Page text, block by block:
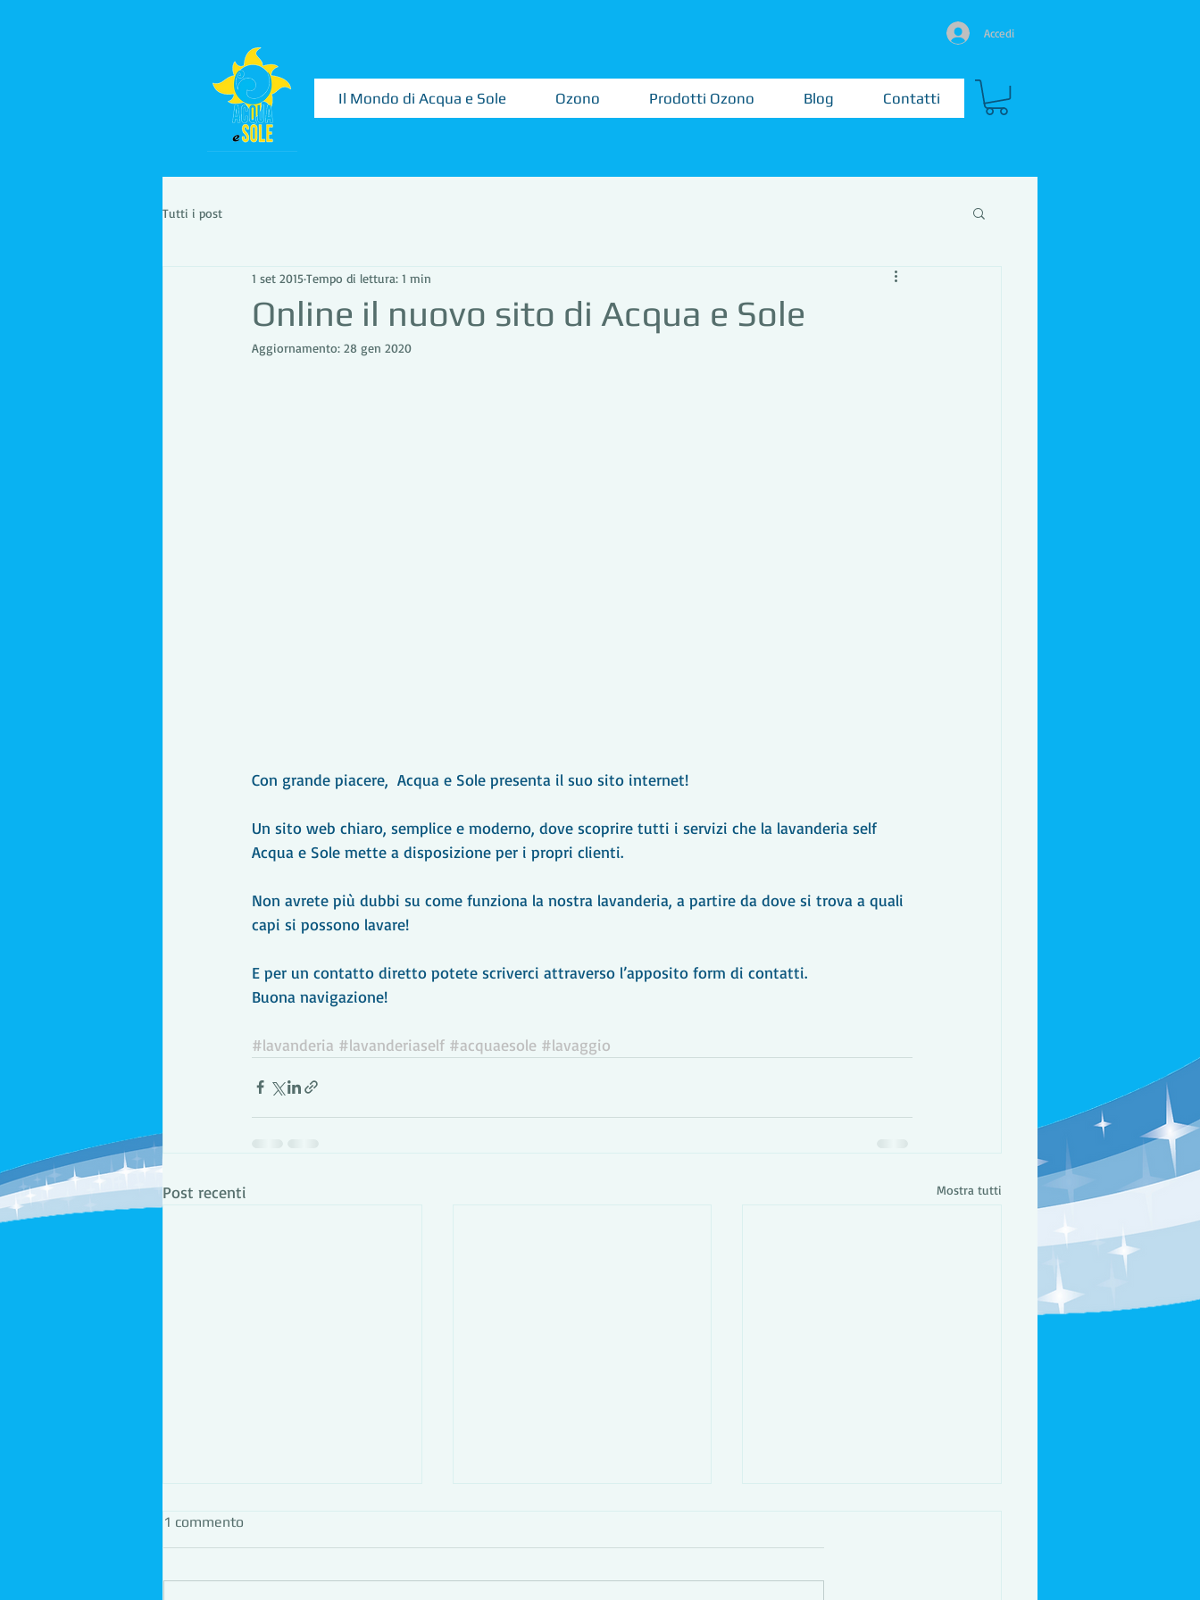
Accedi
Il Mondo di Acqua e Sole Ozono Prodotti Ozono Blog Contatti
Tutti i post
Online il nuovo sito di Acqua e Sole
1 set 2015Tempo di lettura: 1 min
Aggiornamento: 28 gen 2020
Con grande piacere,  Acqua e Sole presenta il suo sito internet!
Un sito web chiaro, semplice e moderno, dove scoprire tutti i servizi che la lavanderia self
Acqua e Sole mette a disposizione per i propri clienti.
Non avrete più dubbi su come funziona la nostra lavanderia, a partire da dove si trova a quali
capi si possono lavare!
E per un contatto diretto potete scriverci attraverso l’apposito form di contatti.
Buona navigazione!
#lavanderia #lavanderiaself #acquaesole #lavaggio
Post recenti Mostra tutti
1 commento